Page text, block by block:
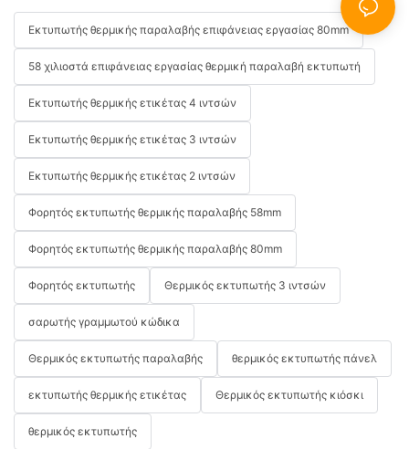
Εκτυπωτής θερμικής παραλαβής επιφάνειας εργασίας 80mm
58 χιλιοστά επιφάνειας εργασίας θερμική παραλαβή εκτυπωτή
Εκτυπωτής θερμικής ετικέτας 4 ιντσών
Εκτυπωτής θερμικής ετικέτας 3 ιντσών
Εκτυπωτής θερμικής ετικέτας 2 ιντσών
Φορητός εκτυπωτής θερμικής παραλαβής 58mm
Φορητός εκτυπωτής θερμικής παραλαβής 80mm
Φορητός εκτυπωτής Θερμικός εκτυπωτής 3 ιντσών
σαρωτής γραμμωτού κώδικα
Θερμικός εκτυπωτής παραλαβής θερμικός εκτυπωτής πάνελ
εκτυπωτής θερμικής ετικέτας Θερμικός εκτυπωτής κιόσκι
θερμικός εκτυπωτής